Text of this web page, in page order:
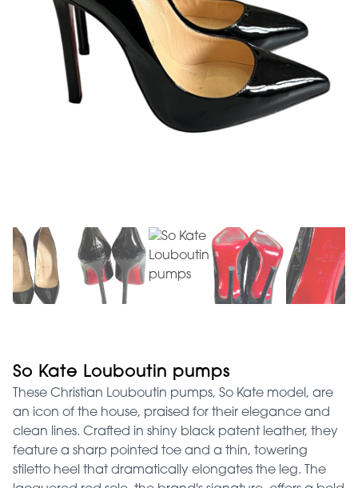
So Kate Louboutin pumps
These Christian Louboutin pumps, So Kate model, are
an icon of the house, praised for their elegance and
clean lines. Crafted in shiny black patent leather, they
feature a sharp pointed toe and a thin, towering
stiletto heel that dramatically elongates the leg. The